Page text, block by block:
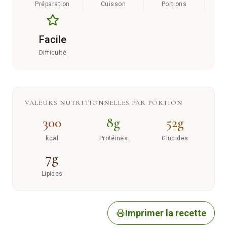
Préparation Cuisson Portions
Facile
Difficulté
VALEURS NUTRITIONNELLES PAR PORTION
300
kcal
8g
Protéines
52g
Glucides
7g
Lipides
Imprimer la recette